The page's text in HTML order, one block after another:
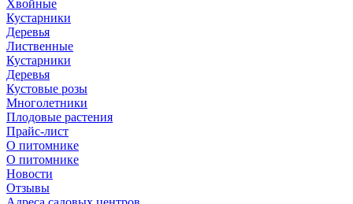
Хвойные
Кустарники
Деревья
Лиственные
Кустарники
Деревья
Кустовые розы
Многолетники
Плодовые растения
Прайс-лист
О питомнике
О питомнике
Новости
Отзывы